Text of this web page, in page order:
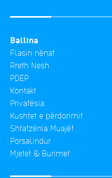
Ballina
Flasin nënat
Rreth Nesh
PDEP
Kontakt
Privatësia
Kushtet e përdorimit
Shtatzënia Muajët
Porsalindur
Mjetet & Burimet